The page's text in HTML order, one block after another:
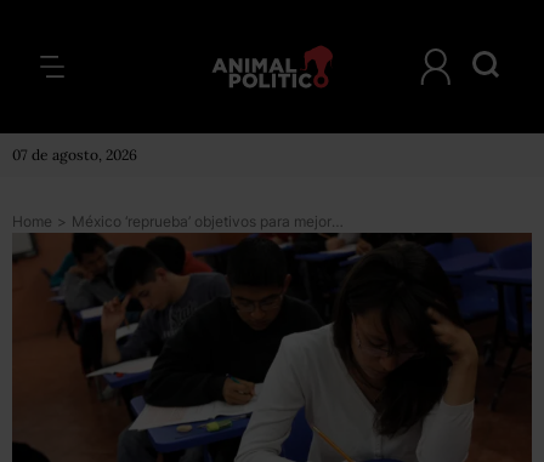
07 de agosto, 2026
Home > México ‘reprueba’ objetivos para mejorar la educación; Cuba, el único de AL que pasó